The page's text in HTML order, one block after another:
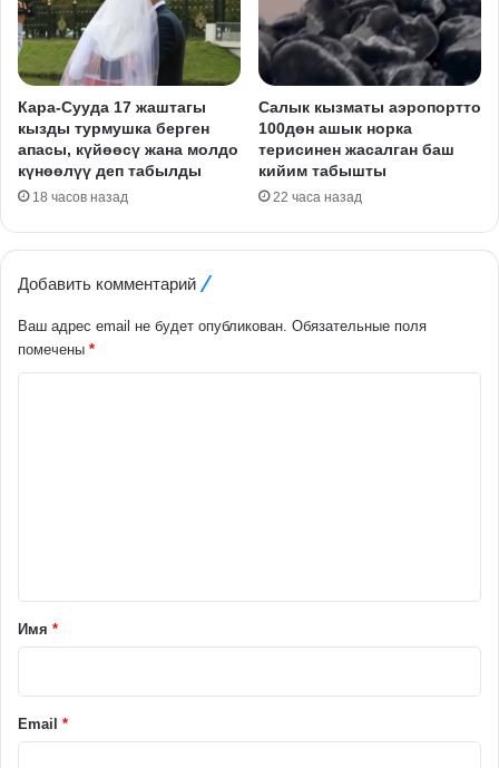
Кара-Сууда 17 жаштагы
кызды турмушка берген
апасы, күйөөсү жана молдо
күнөөлүү деп табылды
18 часов назад
Салык кызматы аэропортто
100дөн ашык норка
терисинен жасалган баш
кийим табышты
22 часа назад
Добавить комментарий
Ваш адрес email не будет опубликован. Обязательные поля
помечены *
а
й
Имя *
Email *